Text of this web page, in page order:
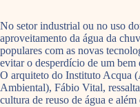
No setor industrial ou no uso
aproveitamento da água da
populares com as novas
evitar o desperdício de um bem
O arquiteto do Instituto Acqua
Ambiental), Fábio Vital,
cultura de reuso de água e